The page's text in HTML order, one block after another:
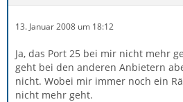
13. Januar 2008 um 18:12
Ja, das Port 25 bei mir nicht mehr
geht bei den anderen Anbietern
nicht. Wobei mir immer noch ein
nicht mehr geht.